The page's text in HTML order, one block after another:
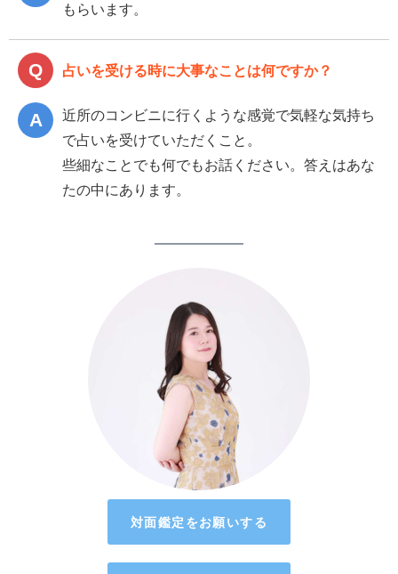
もらいます。
占いを受ける時に大事なことは何ですか？
近所のコンビニに行くような感覚で気軽な気持ち
で占いを受けていただくこと。
些細なことでも何でもお話ください。答えはあな
たの中にあります。
対面鑑定をお願いする